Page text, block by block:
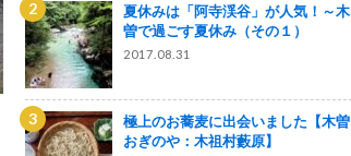
夏休みは「阿寺渓谷」が人気！～木
曽で過ごす夏休み（その１）
2017.08.31
極上のお蕎麦に出会いました【木曽
おぎのや：木祖村藪原】